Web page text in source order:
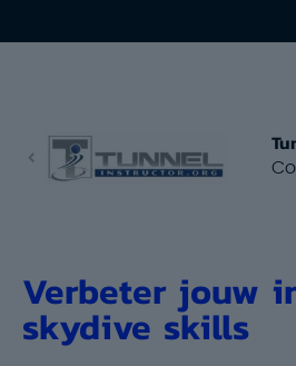
Verbeter jouw
skydive skills